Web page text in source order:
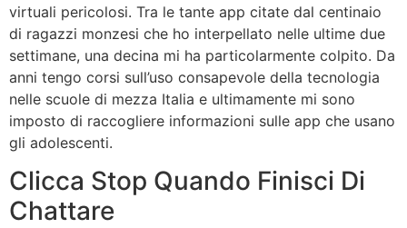
virtuali pericolosi. Tra le tante app citate dal centinaio
di ragazzi monzesi che ho interpellato nelle ultime due
settimane, una decina mi ha particolarmente colpito. Da
anni tengo corsi sull’uso consapevole della tecnologia
nelle scuole di mezza Italia e ultimamente mi sono
imposto di raccogliere informazioni sulle app che usano
gli adolescenti.
Clicca Stop Quando Finisci Di
Chattare